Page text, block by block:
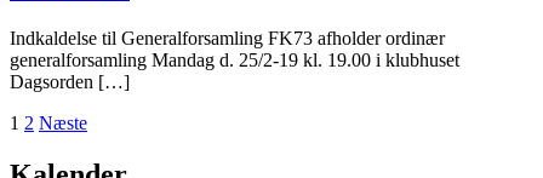
Indkaldelse til Generalforsamling FK73 afholder ordinær
generalforsamling Mandag d. 25/2-19 kl. 19.00 i klubhuset
Dagsorden […]
Indlægsinddeling
1 2 Næste